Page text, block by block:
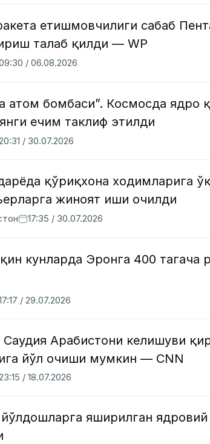
етишмовчилиги сабаб
талаб қилди — WP
/ 06.08.2026
атом бомбаси”. Космосда ядро
ечим таклиф этилди
/ 30.07.2026
қўриқхона ходимларига
жиноят иши очилди
17:35 / 30.07.2026
кунларда Эронга 400 тагача
/ 29.07.2026
Арабистони келишуви
йўл очиши мумкин — CNN
/ 18.07.2026
яширилган